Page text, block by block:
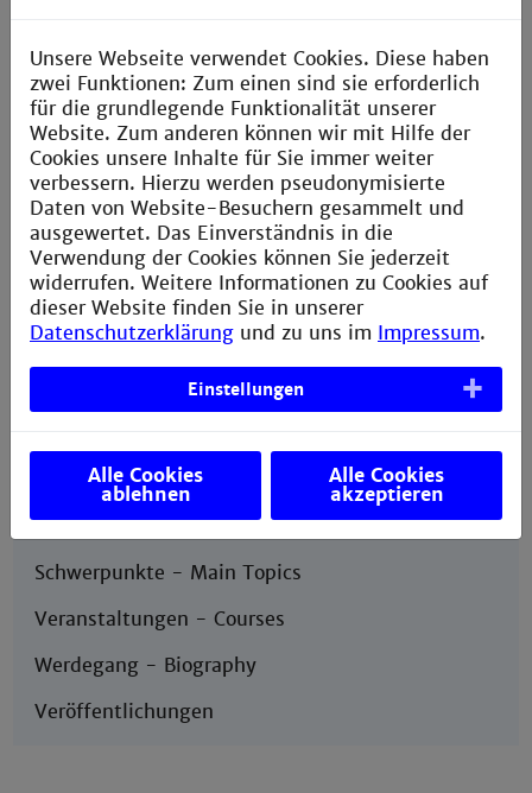
besprechen möchten, melden Sie sich bitte per E-
Mail bei mir. Ich bin in der Regel sehr gut erreichbar.
Sprechstunden-Termine biete ich (nach vorheriger
Anfrage per E-Mail) in Präsenz, telefonisch oder per
WebEx an.
Mit besten Grüßen
Marion Baldus
Startseite Prof. Dr. Baldus
Aktuelles-News
Schwerpunkte - Main Topics
Veranstaltungen - Courses
Werdegang - Biography
Veröffentlichungen
Unsere Webseite verwendet Cookies. Diese haben
zwei Funktionen: Zum einen sind sie erforderlich
für die grundlegende Funktionalität unserer
Website. Zum anderen können wir mit Hilfe der
Cookies unsere Inhalte für Sie immer weiter
verbessern. Hierzu werden pseudonymisierte
Daten von Website-Besuchern gesammelt und
ausgewertet. Das Einverständnis in die
Verwendung der Cookies können Sie jederzeit
widerrufen. Weitere Informationen zu Cookies auf
dieser Website finden Sie in unserer
Datenschutzerklärung und zu uns im Impressum.
Einstellungen
Alle Cookies
ablehnen
Alle Cookies
akzeptieren